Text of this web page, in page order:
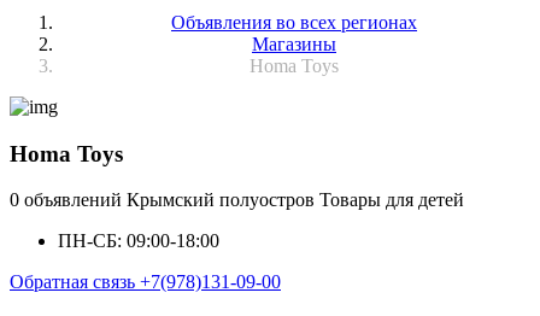
Объявления во всех регионах
Магазины
Homa Toys
Homa Toys
0 объявлений Крымский полуостров Товары для детей
ПН-СБ: 09:00-18:00
Обратная связь +7(978)131-09-00